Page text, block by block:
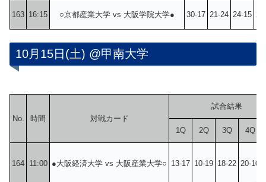
163 16:15 ○京都産業大学 vs 大阪学院大学● 30-17 21-24 24-15
10月15日(土) @甲南大学
No. 時間 対戦カード
試合結果
1Q 2Q 3Q 4Q
164 11:00 ●大阪経済大学 vs 大阪産業大学○ 13-17 10-19 18-22 20-10